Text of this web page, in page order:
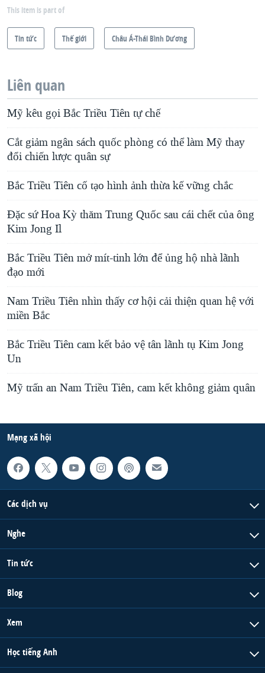
This item is part of
Tin tức Thế giới Châu Á-Thái Bình Dương
Liên quan
Mỹ kêu gọi Bắc Triều Tiên tự chế
Cắt giảm ngân sách quốc phòng có thể làm Mỹ thay
đổi chiến lược quân sự
Bắc Triều Tiên cố tạo hình ảnh thừa kế vững chắc
Đặc sứ Hoa Kỳ thăm Trung Quốc sau cái chết của ông
Kim Jong Il
Bắc Triều Tiên mở mít-tinh lớn để ủng hộ nhà lãnh
đạo mới
Nam Triều Tiên nhìn thấy cơ hội cải thiện quan hệ với
miền Bắc
Bắc Triều Tiên cam kết bảo vệ tân lãnh tụ Kim Jong
Un
Mỹ trấn an Nam Triều Tiên, cam kết không giảm quân
Mạng xã hội
Các dịch vụ
Nghe
Tin tức
Blog
Xem
Học tiếng Anh